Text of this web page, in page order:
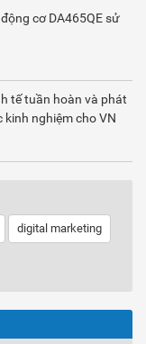
cơ DA465QE sử
tế tuần hoàn và phát
nghiệm cho VN
digital marketing